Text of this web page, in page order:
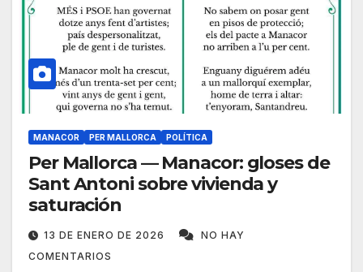
MANACOR PER MALLORCA POLÍTICA
Per Mallorca — Manacor: gloses de
Sant Antoni sobre vivienda y
saturación
13 DE ENERO DE 2026
NO HAY
COMENTARIOS